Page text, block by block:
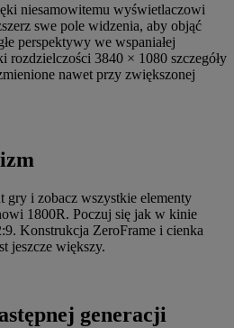
niesamowitemu wyświetlaczowi
swe pole widzenia, aby objąć
perspektywy we wspaniałej
3840 × 1080 szczegóły
nawet przy zwiększonej
gry i zobacz wszystkie elementy
1800R. Poczuj się jak w kinie
Konstrukcja ZeroFrame i cienka
jeszcze większy.
generacji